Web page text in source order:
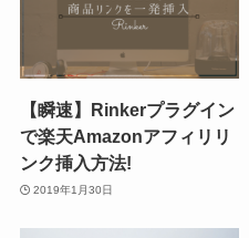
【瞬速】Rinkerプラグイン
で楽天Amazonアフィリリ
ンク挿入方法!
2019年1月30日